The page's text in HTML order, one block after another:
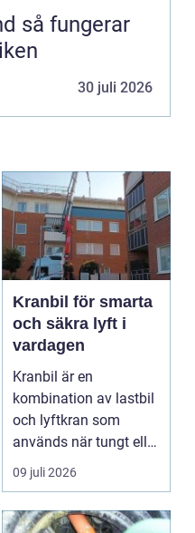
30 juli 2026
Kranbil för smarta
och säkra lyft i
vardagen
Kranbil är en
kombination av lastbil
och lyftkran som
används när tungt eller
skrymma...
09 juli 2026